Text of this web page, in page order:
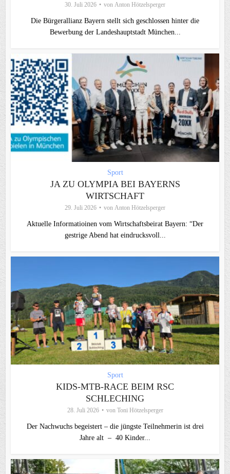
30. Juli 2026 von Anton Hötzelsperger
Die Bürgerallianz Bayern stellt sich geschlossen hinter die
Bewerbung der Landeshauptstadt München...
Sport
JA ZU OLYMPIA BEI BAYERNS
WIRTSCHAFT
29. Juli 2026 von Anton Hötzelsperger
Aktuelle Informatioinen vom Wirtschaftsbeirat Bayern: “Der
gestrige Abend hat eindrucksvoll...
Sport
KIDS-MTB-RACE BEIM RSC
SCHLECHING
28. Juli 2026 von Toni Hötzelsperger
Der Nachwuchs begeistert – die jüngste Teilnehmerin ist drei
Jahre alt – 40 Kinder...